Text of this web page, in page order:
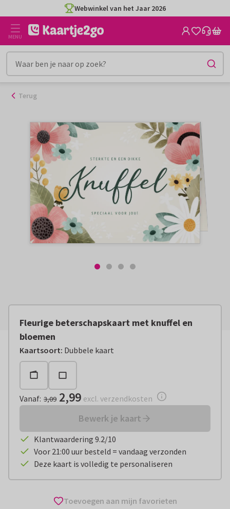
naar
inhoud
Webwinkel van het Jaar 2026
MENU
Terug
Fleurige beterschapskaart met knuffel en
bloemen
Kaartsoort: Dubbele kaart
Vanaf:€ 2,99 excl. verzendkosten
Vanaf: 3,09 2,99 excl. verzendkosten
Bewerk je kaart
Klantwaardering 9.2/10
Voor 21:00 uur besteld = vandaag verzonden
Deze kaart is volledig te personaliseren
Toevoegen aan mijn favorieten